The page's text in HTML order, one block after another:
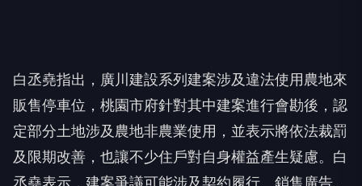
白丞堯指出，廣川建設系列建案涉及違法使用農地來
販售停車位，桃園市府針對其中建案進行會勘後，認
定部分土地涉及農地非農業使用，並表示將依法裁罰
及限期改善，也讓不少住戶對自身權益產生疑慮。白
丞堯表示，建案爭議可能涉及契約履行、銷售廣告、